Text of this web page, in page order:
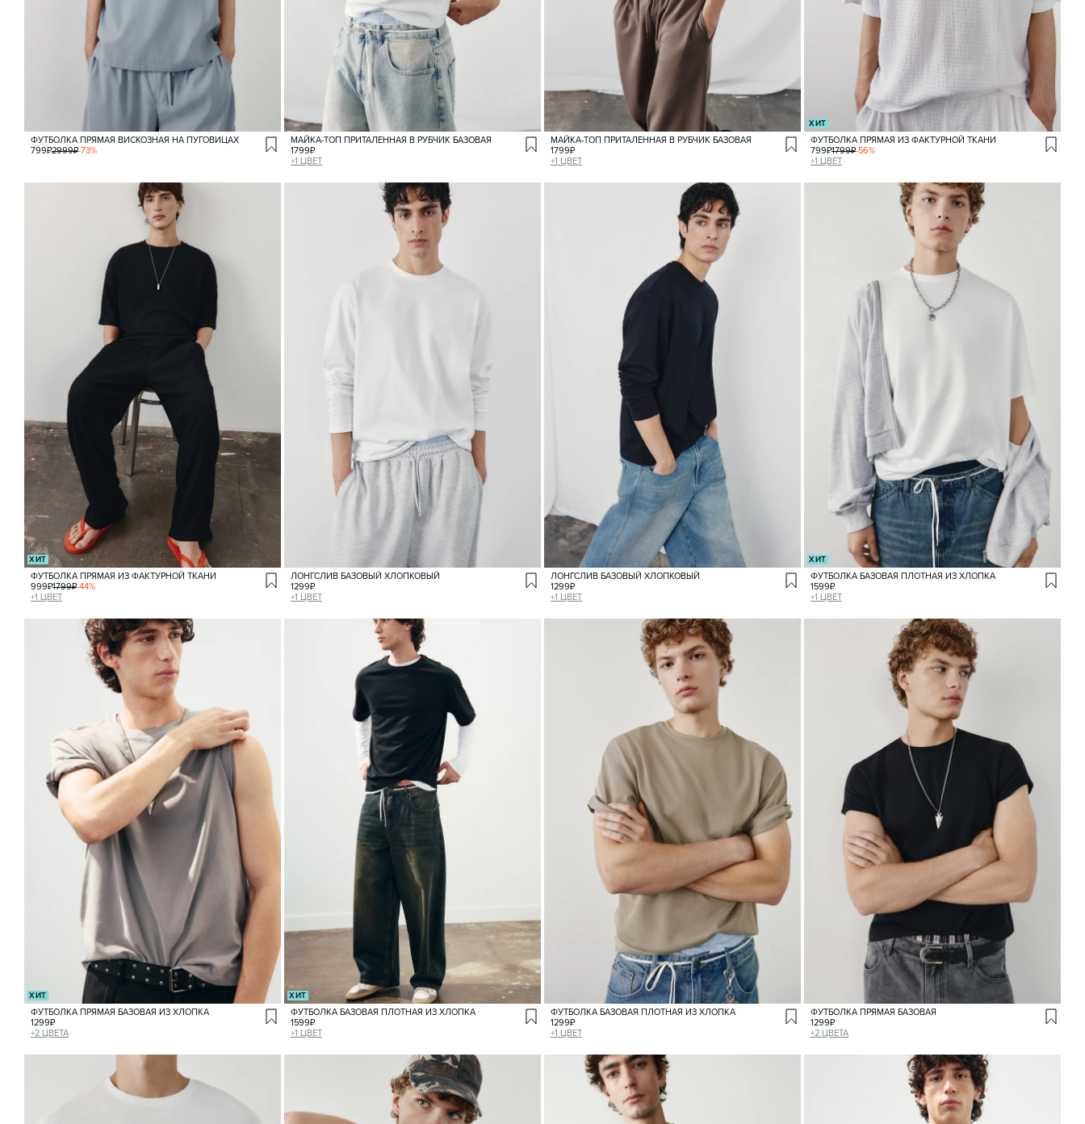
ФУТБОЛКА ПРЯМАЯ ВИСКОЗНАЯ НА ПУГОВИЦАХ
799₽2999₽-73%
МАЙКА-ТОП ПРИТАЛЕННАЯ В РУБЧИК БАЗОВАЯ
1799₽
+1 ЦВЕТ
МАЙКА-ТОП ПРИТАЛЕННАЯ В РУБЧИК БАЗОВАЯ
1799₽
+1 ЦВЕТ
ХИТ
ФУТБОЛКА ПРЯМАЯ ИЗ ФАКТУРНОЙ ТКАНИ
799₽1799₽-56%
+1 ЦВЕТ
ХИТ
ФУТБОЛКА ПРЯМАЯ ИЗ ФАКТУРНОЙ ТКАНИ
999₽1799₽-44%
+1 ЦВЕТ
ЛОНГСЛИВ БАЗОВЫЙ ХЛОПКОВЫЙ
1299₽
+1 ЦВЕТ
ЛОНГСЛИВ БАЗОВЫЙ ХЛОПКОВЫЙ
1299₽
+1 ЦВЕТ
ХИТ
ФУТБОЛКА БАЗОВАЯ ПЛОТНАЯ ИЗ ХЛОПКА
1599₽
+1 ЦВЕТ
ХИТ
ФУТБОЛКА ПРЯМАЯ БАЗОВАЯ ИЗ ХЛОПКА
1299₽
+2 ЦВЕТА
ХИТ
ФУТБОЛКА БАЗОВАЯ ПЛОТНАЯ ИЗ ХЛОПКА
1599₽
+1 ЦВЕТ
ФУТБОЛКА БАЗОВАЯ ПЛОТНАЯ ИЗ ХЛОПКА
1299₽
+1 ЦВЕТ
ФУТБОЛКА ПРЯМАЯ БАЗОВАЯ
1299₽
+2 ЦВЕТА